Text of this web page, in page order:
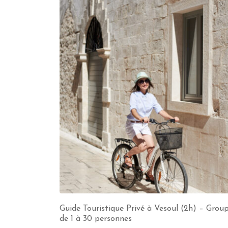
Guide Touristique Privé à Vesoul (2h) –
de 1 à 30 personnes